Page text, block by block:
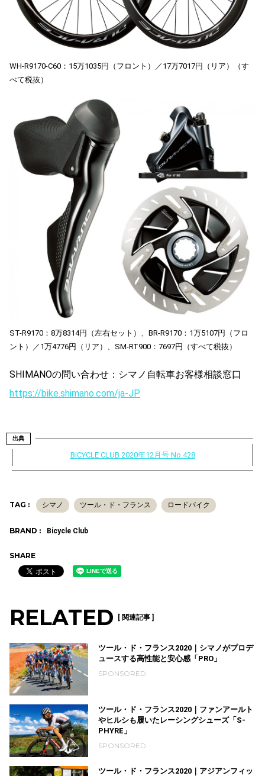
WH-R9170-C60：15万1035円（フロント）／17万7017円（リア）（す
べて税抜）
ST-R9170：8万8314円（左右セット）、BR-R9170：1万5107円（フロ
ント）／1万4776円（リア）、SM-RT900：7697円（すべて税抜）
SHIMANOの問い合わせ：シマノ自転車お客様相談窓口
https://bike.shimano.com/ja-JP
出典
BiCYCLE CLUB 2020年12月号 No.428
TAG : シマノ ツール・ド・フランス ロードバイク
BRAND : Bicycle Club
SHARE
RELATED [ 関連記事 ]
ツール・ド・フランス2020｜シマノがプロデ
ュースする高性能と安心感「PRO」
SPONSORED
ツール・ド・フランス2020｜ファンアールト
やヒルシも履いたレーシングシューズ「S-
PHYRE」
SPONSORED
ツール・ド・フランス2020｜アジアンフィッ